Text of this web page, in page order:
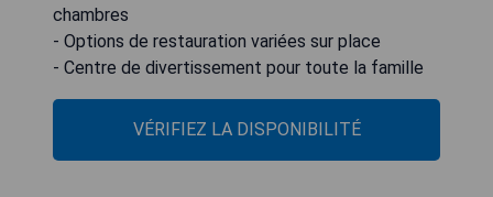
chambres
- Options de restauration variées sur place
- Centre de divertissement pour toute la famille
VÉRIFIEZ LA DISPONIBILITÉ